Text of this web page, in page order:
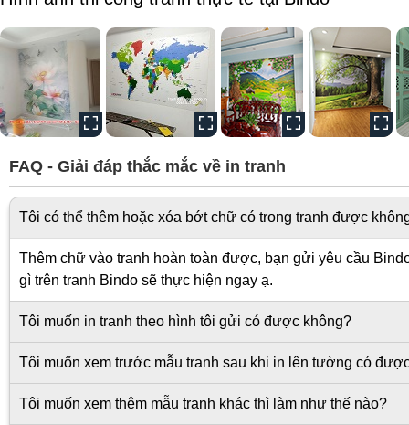
FAQ - Giải đáp thắc mắc về in tranh
Tôi có thể thêm hoặc xóa bớt chữ có trong tranh được
Thêm chữ vào tranh hoàn toàn được, bạn gửi yêu cầu
gì trên tranh Bindo sẽ thực hiện ngay ạ.
Tôi muốn in tranh theo hình tôi gửi có được không?
Tôi muốn xem trước mẫu tranh sau khi in lên tường có
Tôi muốn xem thêm mẫu tranh khác thì làm như thế nào?